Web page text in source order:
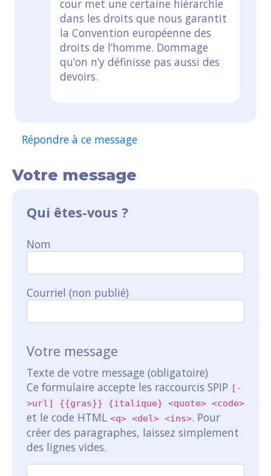
cour met une certaine hiérarchie
dans les droits que nous garantit
la Convention européenne des
droits de l’homme. Dommage
qu’on n’y définisse pas aussi des
devoirs.
Répondre à ce message
Votre message
Qui êtes-vous ?
Nom
Courriel (non publié)
Votre message
Texte de votre message (obligatoire)
Ce formulaire accepte les raccourcis SPIP [-
>url] {{gras}} {italique} <quote> <code>
et le code HTML <q> <del> <ins>. Pour
créer des paragraphes, laissez simplement
des lignes vides.